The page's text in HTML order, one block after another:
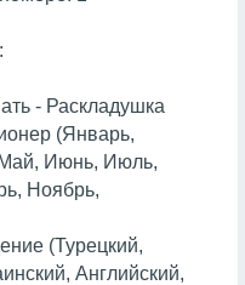
- Раскладушка
(Январь,
Июнь, Июль,
Ноябрь,
(Турецкий,
Английский,